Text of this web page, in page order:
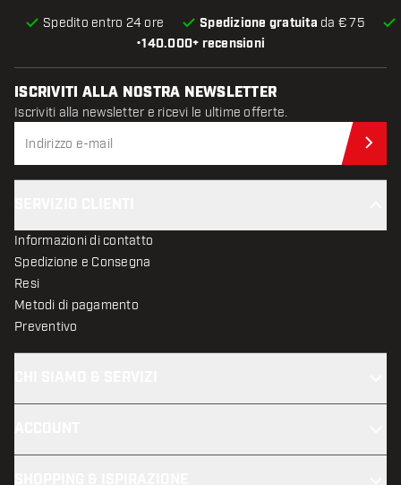
•140.000+ recensioni
Spedito entro 24 ore Spedizione gratuita da € 75
ISCRIVITI ALLA NOSTRA NEWSLETTER
Iscriviti alla newsletter e ricevi le ultime offerte.
Informazioni di contatto
Spedizione e Consegna
Resi
Metodi di pagamento
Preventivo